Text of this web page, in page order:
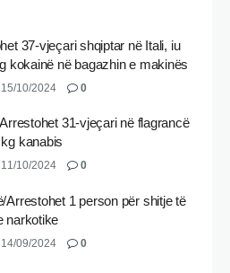
37-vjeçari shqiptar në Itali, iu
kokainë në bagazhin e makinës
10/2024 0
31-vjeçari në flagrancë
kanabis
10/2024 0
Arrestohet 1 person për shitje të
narkotike
09/2024 0